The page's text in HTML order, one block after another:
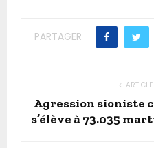
PARTAGER
Agression sioniste
s’élève à 73.035